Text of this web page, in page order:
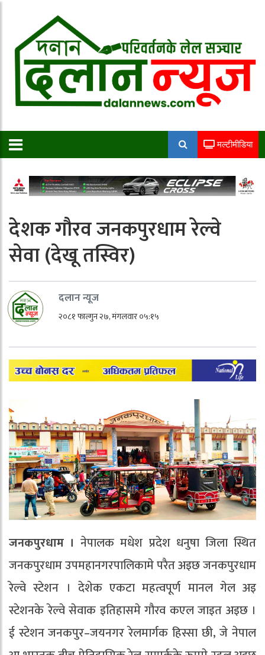
मल्टीमीडिया
देशक गौरव जनकपुरधाम रेल्वे
सेवा (देखू तस्विर)
दलान न्यूज
२०८१ फाल्गुन २७, मंगलवार ०५:१५
जनकपुरधाम । नेपालक मधेश प्रदेश धनुषा जिला स्थित
जनकपुरधाम उपमहानगरपालिकामे परैत अइछ जनकपुरधाम
रेल्वे स्टेशन । देशेक एकटा महत्वपूर्ण मानल गेल अइ
स्टेशनके रेल्वे सेवाक इतिहासमे गौरव कएल जाइत अइछ ।
ई स्टेशन जनकपुर–जयनगर रेलमार्गक हिस्सा छी, जे नेपाल